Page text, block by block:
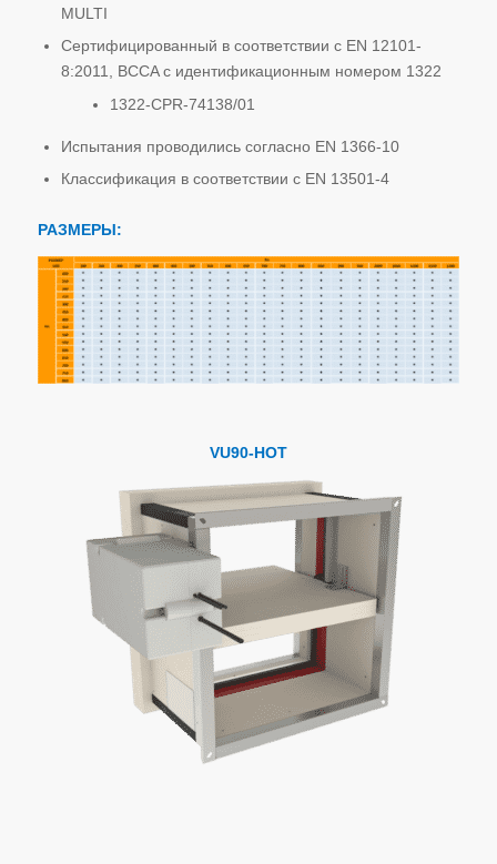
MULTI
Сертифицированный в соответствии с EN 12101-
8:2011, BCCA с идентификационным номером 1322
1322-CPR-74138/01
Испытания проводились согласно EN 1366-10
Классификация в соответствии с EN 13501-4
РАЗМЕРЫ:
VU90-HOT